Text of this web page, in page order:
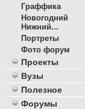
Граффика
Новогодний
Нижний...
Портреты
Фото форум
Проекты
Вузы
Полезное
Форумы